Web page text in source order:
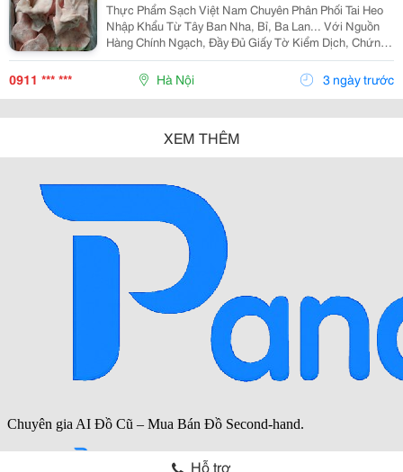
Thực Phẩm Sạch Việt Nam Chuyên Phân Phối Tai Heo
Nhập Khẩu Từ Tây Ban Nha, Bỉ, Ba Lan... Với Nguồn
Hàng Chính Ngạch, Đầy Đủ Giấy Tờ Kiểm Dịch, Chứng
Nhận Xuất Xứ Và Đạt Tiêu Chuẩn An Toàn Vệ Sinh
Thực Phẩm. Tai Heo Được Tuyển Chọn Từ Những Lô...
0911 *** *** Hà Nội 3 ngày trước
XEM THÊM
Hỗ trợ